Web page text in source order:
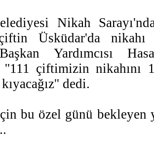
Nikah
Üsküdar'da nikahı
Yardımcısı
''111 çiftimizin nikahını
dedi.
bu özel günü bekleyen